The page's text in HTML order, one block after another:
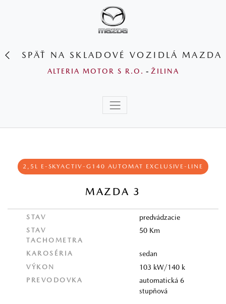
SPÄŤ NA SKLADOVÉ VOZIDLÁ MAZDA
ALTERIA MOTOR S R.O. - ŽILINA
2,5L E-SKYACTIV-G140 AUTOMAT EXCLUSIVE-LINE
MAZDA 3
STAV predvádzacie
STAV
TACHOMETRA
50 Km
KAROSÉRIA sedan
VÝKON 103 kW/140 k
PREVODOVKA
automatická 6
stupňová